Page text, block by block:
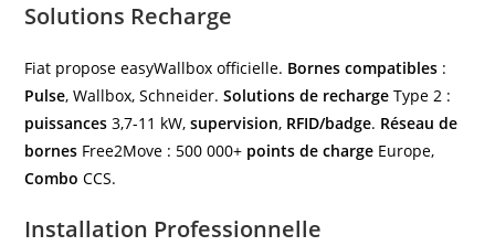
Solutions Recharge
Fiat propose easyWallbox officielle. Bornes compatibles :
Pulse, Wallbox, Schneider.Solutions de recharge Type 2 :
puissances 3,7-11 kW,supervision, RFID/badge. Réseau de
bornes Free2Move : 500 000+ points de charge Europe,
Combo CCS.
Installation Professionnelle